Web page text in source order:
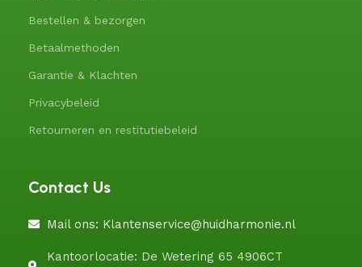
Bestellen & bezorgen
Betaalmethoden
Garantie & Klachten
Privacybeleid
Retourneren en restitutiebeleid
Contact Us
Mail ons: Klantenservice@huidharmonie.nl
Kantoorlocatie: De Wetering 65 4906CT